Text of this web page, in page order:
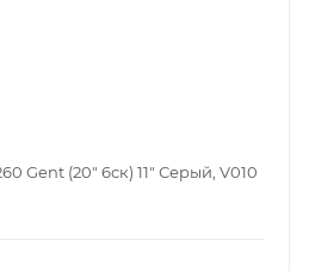
Gent (20" 6ск) 11" Серый, V010